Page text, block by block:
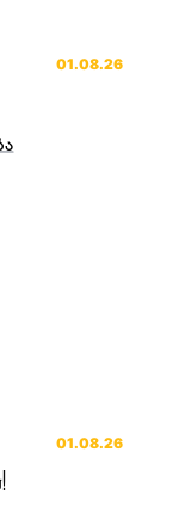
01.08.26
01.08.26